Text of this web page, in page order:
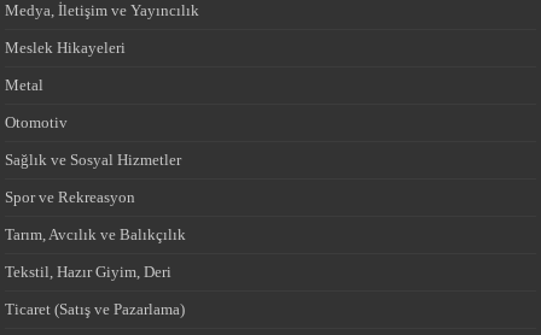
Medya, İletişim ve Yayıncılık
Meslek Hikayeleri
Metal
Otomotiv
Sağlık ve Sosyal Hizmetler
Spor ve Rekreasyon
Tarım, Avcılık ve Balıkçılık
Tekstil, Hazır Giyim, Deri
Ticaret (Satış ve Pazarlama)